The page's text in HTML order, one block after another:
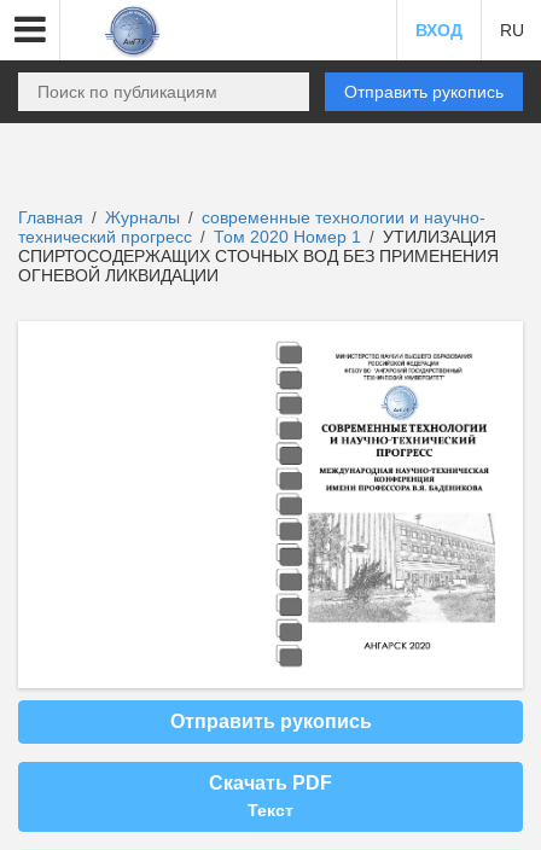
ВХОД RU
Отправить рукопись
Главная / Журналы / современные технологии и научно-
технический прогресс / Том 2020 Номер 1 / УТИЛИЗАЦИЯ
СПИРТОСОДЕРЖАЩИХ СТОЧНЫХ ВОД БЕЗ ПРИМЕНЕНИЯ
ОГНЕВОЙ ЛИКВИДАЦИИ
Отправить рукопись
Скачать PDF
Текст